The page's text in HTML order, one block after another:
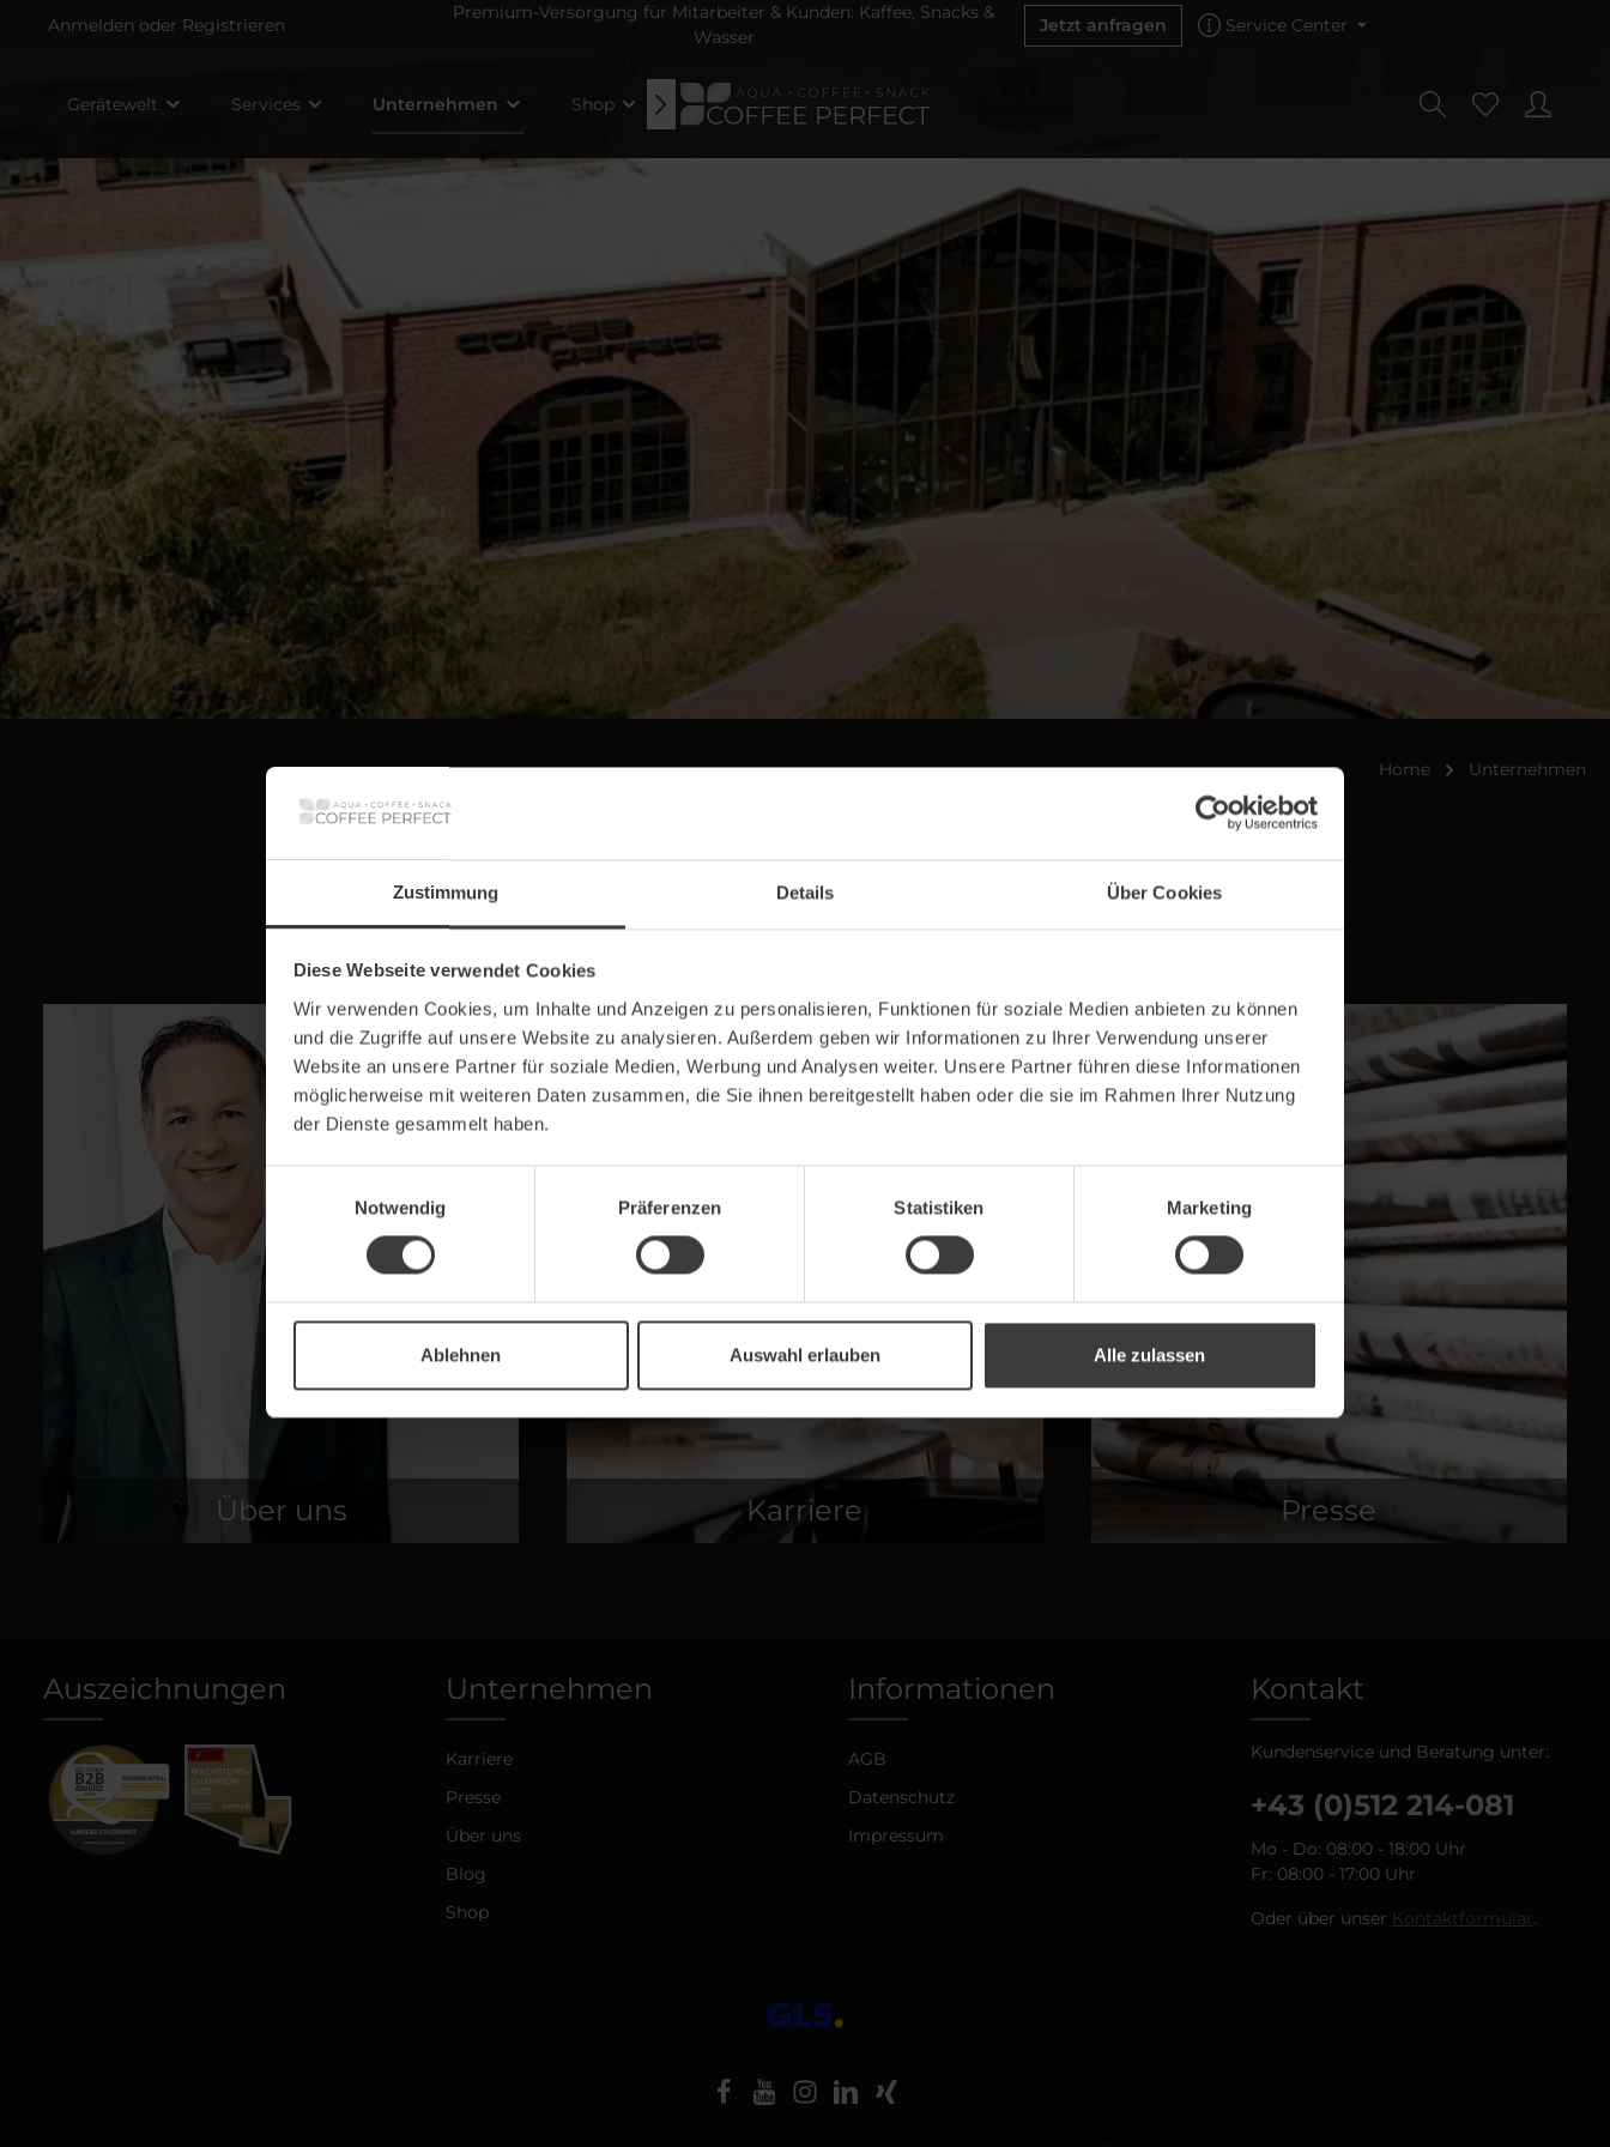
Zustimmung Details Über Cookies
Diese Webseite verwendet Cookies
Wir verwenden Cookies, um Inhalte und Anzeigen zu personalisieren, Funktionen für soziale Medien anbieten zu können
und die Zugriffe auf unsere Website zu analysieren. Außerdem geben wir Informationen zu Ihrer Verwendung unserer
Website an unsere Partner für soziale Medien, Werbung und Analysen weiter. Unsere Partner führen diese Informationen
möglicherweise mit weiteren Daten zusammen, die Sie ihnen bereitgestellt haben oder die sie im Rahmen Ihrer Nutzung
der Dienste gesammelt haben.
Notwendig
Präferenzen Statistiken Marketing
Ablehnen Auswahl erlauben Alle zulassen
Anmelden oder Registrieren
Premium-Versorgung für Mitarbeiter & Kunden: Kaffee, Snacks &
Wasser
Jetzt anfragen Service Center
Gerätewelt Services Unternehmen Shop News
Home Unternehmen
COFFEE PERFECT - QUALITÄT. TEAMGEIST. KUNDENFOKUS.
Unser Unternehmen
Über uns Karriere Presse
Auszeichnungen Kontakt
Kundenservice und Beratung unter:
+43 (0)512 214-081
Mo - Do: 08:00 - 18:00 Uhr
Fr: 08:00 - 17:00 Uhr
Oder über unser Kontaktformular.
Unternehmen
Karriere
Presse
Über uns
Blog
Shop
Informationen
AGB
Datenschutz
Impressum